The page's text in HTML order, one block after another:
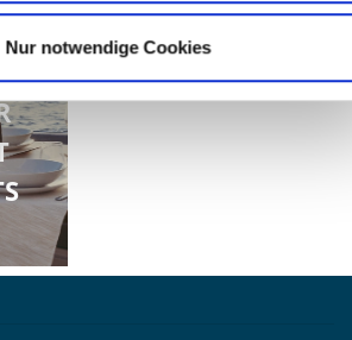
Nur notwendige Cookies